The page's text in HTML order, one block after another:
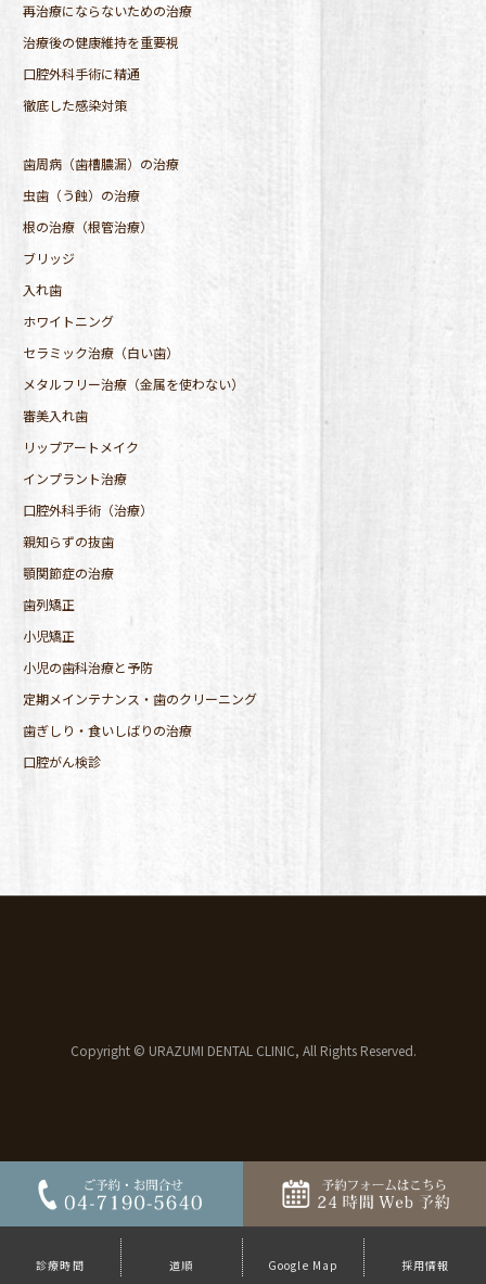
再治療にならないための治療
治療後の健康維持を重要視
口腔外科手術に精通
徹底した感染対策
歯周病（歯槽膿漏）の治療
虫歯（う蝕）の治療
根の治療（根管治療）
ブリッジ
入れ歯
ホワイトニング
セラミック治療（白い歯）
メタルフリー治療（金属を使わない）
審美入れ歯
リップアートメイク
インプラント治療
口腔外科手術（治療）
親知らずの抜歯
顎関節症の治療
歯列矯正
小児矯正
小児の歯科治療と予防
定期メインテナンス・歯のクリーニング
歯ぎしり・食いしばりの治療
口腔がん検診
Copyright © URAZUMI DENTAL CLINIC, All Rights Reserved.
診療時間 道順 Google Map 採用情報